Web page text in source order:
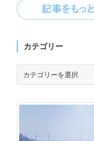
カテゴリー
リ